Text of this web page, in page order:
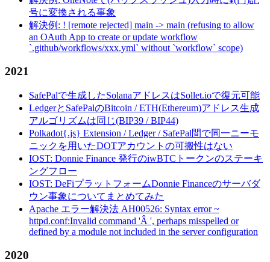
号に変換される事象
解決例: ! [remote rejected] main -> main (refusing to allow
an OAuth App to create or update workflow
`.github/workflows/xxx.yml` without `workflow` scope)
2021
SafePalで生成したSolanaアドレスはSollet.ioで復元可能
LedgerとSafePalのBitcoin / ETH(Ethereum)アドレス生成
アルゴリズムは同じ(BIP39 / BIP44)
Polkadot{.js} Extension / Ledger / SafePal間で同一ニーモ
ニックを用いたDOTアカウントの可搬性はない
IOST: Donnie Finance 発行のiwBTCトークンのステーキ
ングフロー
IOST: DeFiプラットフォームDonnie Financeのサーバダ
ウン事象についてまとめてみた
Apache エラー解決法 AH00526: Syntax error ~
httpd.conf:Invalid command 'Â ', perhaps misspelled or
defined by a module not included in the server configuration
2020